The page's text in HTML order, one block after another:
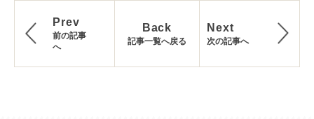
Prev
前の記事
へ
Back
記事一覧へ戻る
Next
次の記事へ